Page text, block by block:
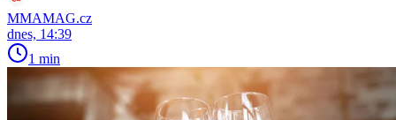
MMAMAG.cz
dnes, 14:39
1 min